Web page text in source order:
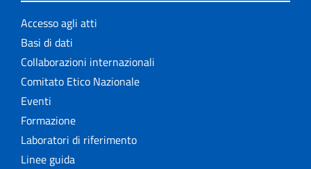
Accesso agli atti
Basi di dati
Collaborazioni internazionali
Comitato Etico Nazionale
Eventi
Formazione
Laboratori di riferimento
Linee guida